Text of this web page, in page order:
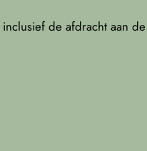
de afdracht aan